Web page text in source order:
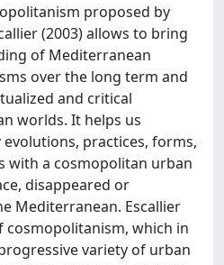
proposed by
(2003) allows to bring
of Mediterranean
over the long term and
and critical
worlds. It helps us
practices, forms,
with a cosmopolitan urban
disappeared or
Mediterranean. Escallier
cosmopolitanism, which in
variety of urban